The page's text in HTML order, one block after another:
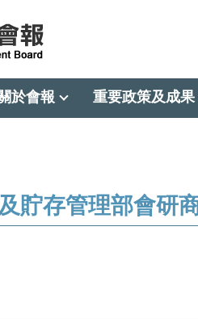
於會報 重要政策及成果
貯存管理部會研